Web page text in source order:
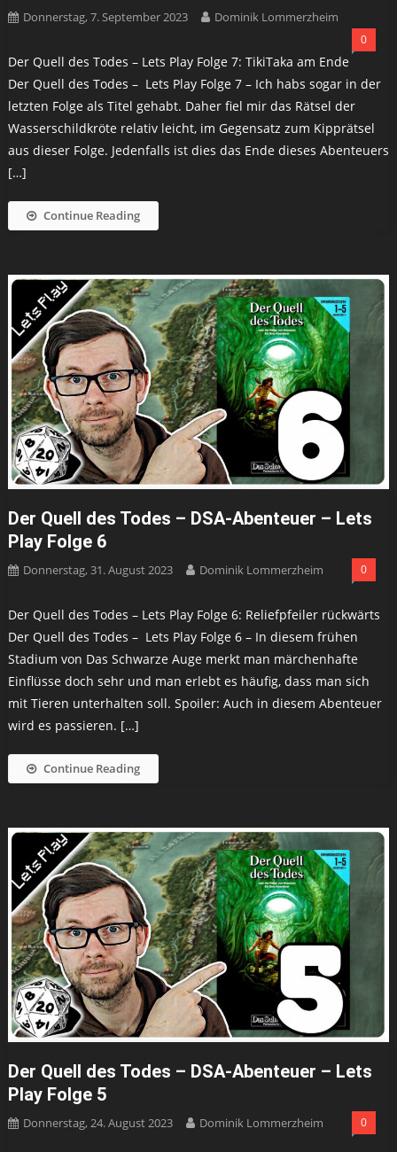
Donnerstag, 7. September 2023 Dominik Lommerzheim
0
Der Quell des Todes – Lets Play Folge 7: TikiTaka am Ende
Der Quell des Todes – Lets Play Folge 7 – Ich habs sogar in der
letzten Folge als Titel gehabt. Daher fiel mir das Rätsel der
Wasserschildkröte relativ leicht, im Gegensatz zum Kipprätsel
aus dieser Folge. Jedenfalls ist dies das Ende dieses Abenteuers
[…]
Continue Reading
Der Quell des Todes – DSA-Abenteuer – Lets
Play Folge 6
Donnerstag, 31. August 2023 Dominik Lommerzheim 0
Der Quell des Todes – Lets Play Folge 6: Reliefpfeiler rückwärts
Der Quell des Todes – Lets Play Folge 6 – In diesem frühen
Stadium von Das Schwarze Auge merkt man märchenhafte
Einflüsse doch sehr und man erlebt es häufig, dass man sich
mit Tieren unterhalten soll. Spoiler: Auch in diesem Abenteuer
wird es passieren. […]
Continue Reading
Der Quell des Todes – DSA-Abenteuer – Lets
Play Folge 5
Donnerstag, 24. August 2023 Dominik Lommerzheim 0